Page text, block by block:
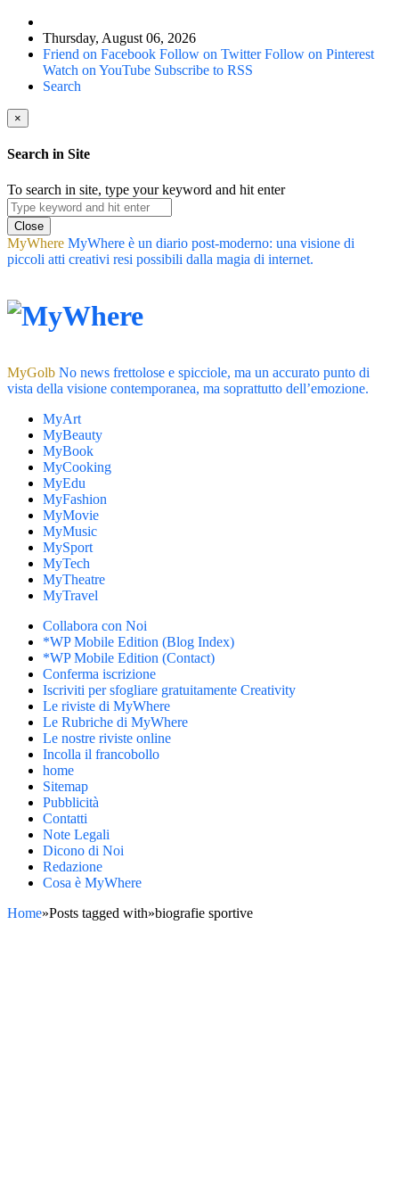
Thursday, August 06, 2026
Friend on Facebook Follow on Twitter Follow on Pinterest
Watch on YouTube Subscribe to RSS
Search
×
Search in Site
To search in site, type your keyword and hit enter
Close
MyWhere MyWhere è un diario post-moderno: una visione di
piccoli atti creativi resi possibili dalla magia di internet.
MyGolb No news frettolose e spicciole, ma un accurato punto di
vista della visione contemporanea, ma soprattutto dell’emozione.
MyArt
MyBeauty
MyBook
MyCooking
MyEdu
MyFashion
MyMovie
MyMusic
MySport
MyTech
MyTheatre
MyTravel
Collabora con Noi
*WP Mobile Edition (Blog Index)
*WP Mobile Edition (Contact)
Conferma iscrizione
Iscriviti per sfogliare gratuitamente Creativity
Le riviste di MyWhere
Le Rubriche di MyWhere
Le nostre riviste online
Incolla il francobollo
home
Sitemap
Pubblicità
Contatti
Note Legali
Dicono di Noi
Redazione
Cosa è MyWhere
Home»Posts tagged with»biografie sportive